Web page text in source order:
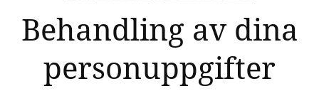
Behandling av dina
personuppgifter